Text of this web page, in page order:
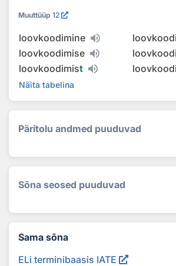
Muuttüüp 12
loovkoodimine
loovkoodimise
loovkoodimist
Näita tabelina
Päritolu andmed puuduvad
Sõna seosed puuduvad
Sama sõna
ELi terminibaasis IATE